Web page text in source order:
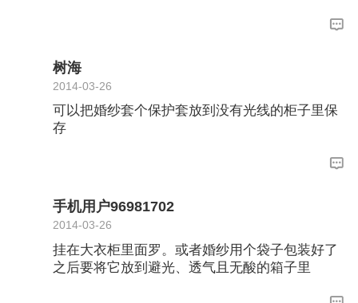
树海
2014-03-26
可以把婚纱套个保护套放到没有光线的柜子里保
存
手机用户96981702
2014-03-26
挂在大衣柜里面罗。或者婚纱用个袋子包装好了
之后要将它放到避光、透气且无酸的箱子里